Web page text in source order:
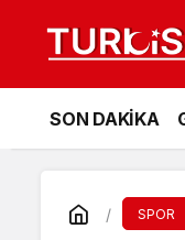
SON DAKİKA
SPOR